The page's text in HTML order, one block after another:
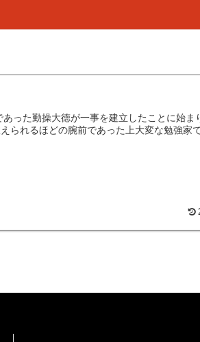
った勤操大徳が一事を建立したことに始ま
られるほどの腕前であった上大変な勉強家